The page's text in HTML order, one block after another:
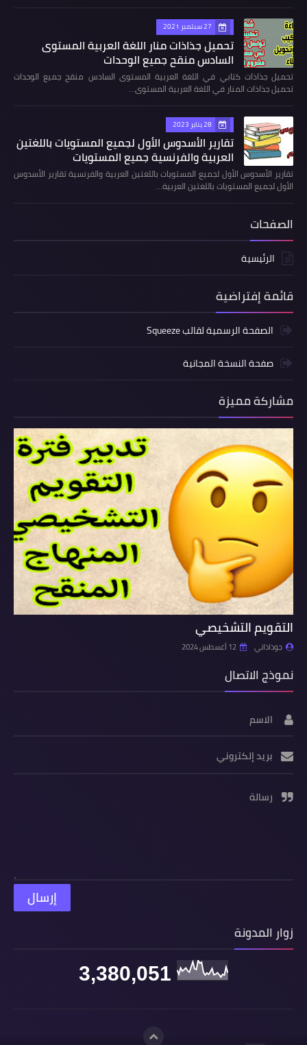
27 سبتمبر 2021
تحميل جذاذات منار اللغة العربية المستوى
السادس منقح جميع الوحدات
تحميل جذاذات كتابي في اللغة العربية المستوى السادس منقح جميع الوحدات
تحميل جذاذات المنار في اللغة العربية المستوى…
28 يناير 2023
تقارير الأسدوس الأول لجميع المستويات باللغتين
العربية والفرنسية جميع المستويات
تقارير الأسدوس الأول لجميع المستويات باللغتين العربية والفرنسية تقارير الأسدوس
الأول لجميع المستويات باللغتين العربية…
الصفحات
الرئيسية
قائمة إفتراضية
الصفحة الرسمية لقالب Squeeze
صفحة النسخة المجانية
مشاركة مميزة
التقويم التشخيصي
جوذاذاتي 12 أغسطس 2024
نموذج الاتصال
الاسم
بريد إلكتروني
رسالة
زوار المدونة
3,380,051